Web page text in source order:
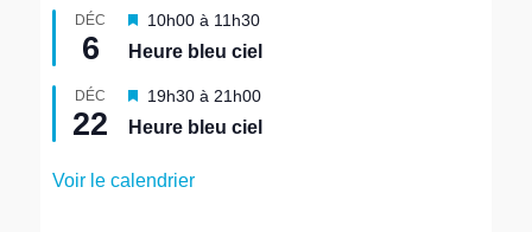
ne
a
a
n
DÉC
6
M
s
e
a
a
10h00 à 11h30
Heure bleu ciel
DÉC
22
M
s
n
19h30 à 21h00
Heure bleu ciel
Voir le calendrier